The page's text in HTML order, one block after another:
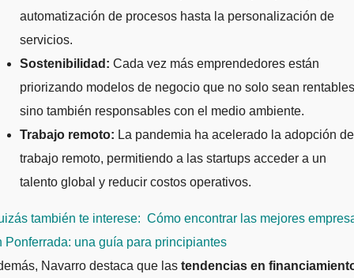
automatización de procesos hasta la personalización de
servicios.
Sostenibilidad: Cada vez más emprendedores están
priorizando modelos de negocio que no solo sean
sino también responsables con el medio ambiente.
Trabajo remoto: La pandemia ha acelerado la adopción
trabajo remoto, permitiendo a las startups acceder a un
talento global y reducir costos operativos.
también te interese: Cómo encontrar las mejores
Ponferrada: una guía para principiantes
Navarro destaca que las tendencias en